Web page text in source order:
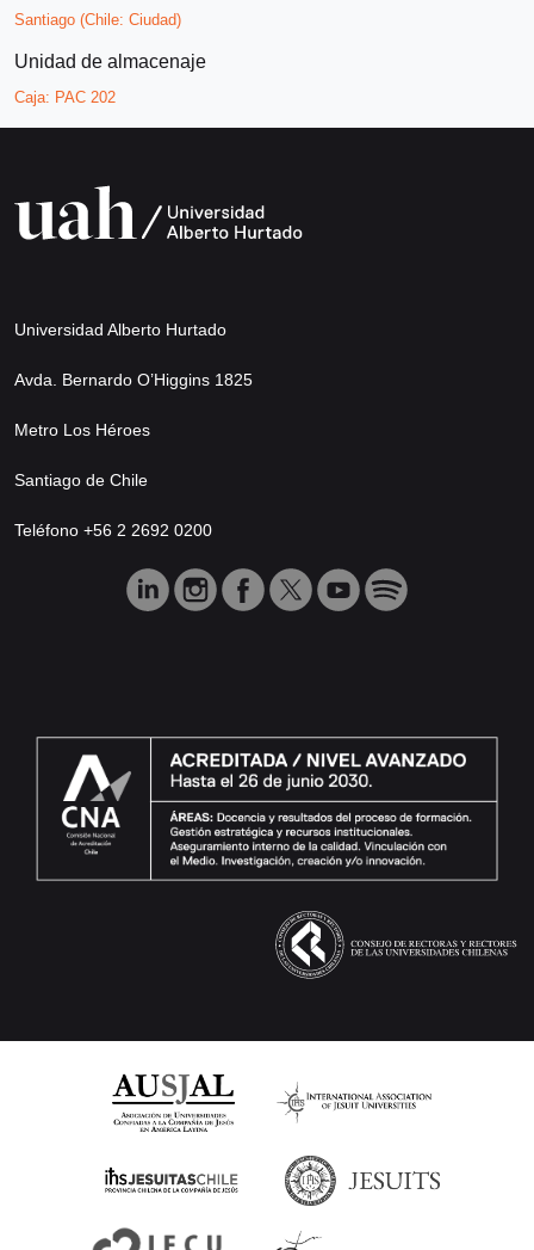
Santiago (Chile: Ciudad)
Unidad de almacenaje
Caja: PAC 202
Universidad Alberto Hurtado
Avda. Bernardo O’Higgins 1825
Metro Los Héroes
Santiago de Chile
Teléfono +56 2 2692 0200